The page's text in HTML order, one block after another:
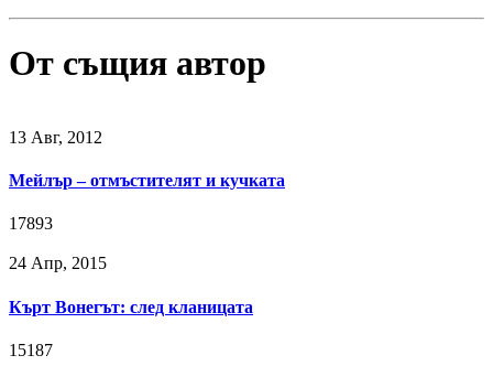
От същия автор
13 Авг, 2012
Мейлър – отмъстителят и кучката
17893
24 Апр, 2015
Кърт Вонегът: след кланицата
15187